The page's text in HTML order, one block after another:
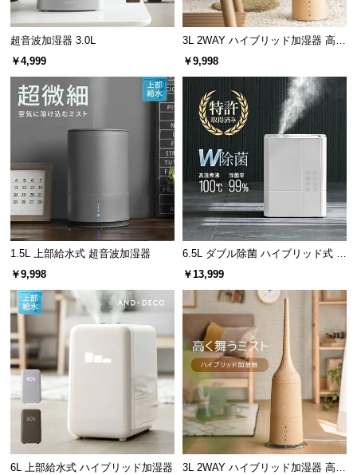
知
ら
せ
ブ
ロ
グ
企
報
超音波加湿器 3.0L
￥4,999
3L 2WAY ハイブリッド加湿器 高さ
調整可能
￥9,998
1.5L 上部給水式 超音波加湿器
￥9,998
6.5L ダブル除菌 ハイブリッド式 U
Vライト+ヒーター除菌機能付き
￥13,999
6L 上部給水式 ハイブリッド加湿器
3L 2WAY ハイブリッド加湿器 高さ